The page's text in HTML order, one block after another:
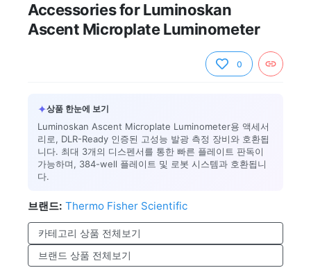
Accessories for Luminoskan
Ascent Microplate Luminometer
0
✦상품 한눈에 보기
Luminoskan Ascent Microplate Luminometer용 액세서
리로, DLR-Ready 인증된 고성능 발광 측정 장비와 호환됩
니다. 최대 3개의 디스펜서를 통한 빠른 플레이트 판독이
가능하며, 384-well 플레이트 및 로봇 시스템과 호환됩니
다.
브랜드: Thermo Fisher Scientific
카테고리 상품 전체보기
브랜드 상품 전체보기